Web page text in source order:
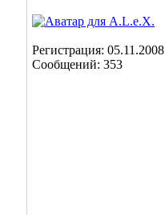
Регистрация: 05.11.2008
Сообщений: 353